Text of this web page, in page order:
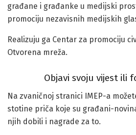
građane i građanke u medijski
promociju nezavisnih medijskih
Realizuju ga Centar za promociju
Otvorena mreža.
Objavi svoju vijest ili
Na zvaničnoj stranici IMEP-a
stotine priča koje su građani-
njih dobili i nagrade za to.